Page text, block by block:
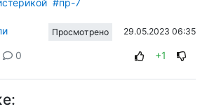
#пр-7
Просмотрено 29.05.2023 06:35
0 +1